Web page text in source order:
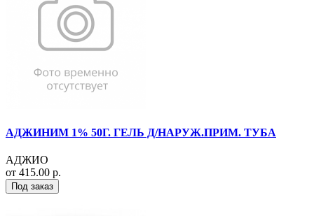
АДЖИНИМ 1% 50Г. ГЕЛЬ Д/НАРУЖ.ПРИМ. ТУБА
АДЖИО
от 415.00 р.
Под заказ